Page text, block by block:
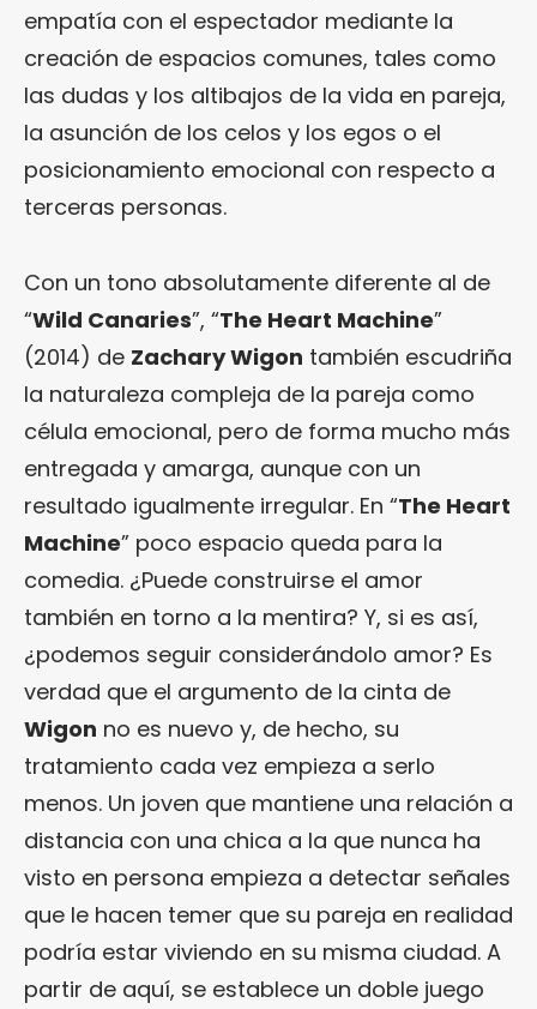
empatía con el espectador mediante la
creación de espacios comunes, tales como
las dudas y los altibajos de la vida en pareja,
la asunción de los celos y los egos o el
posicionamiento emocional con respecto a
terceras personas.
Con un tono absolutamente diferente al de
“Wild Canaries”, “The Heart Machine”
(2014) de Zachary Wigon también escudriña
la naturaleza compleja de la pareja como
célula emocional, pero de forma mucho más
entregada y amarga, aunque con un
resultado igualmente irregular. En “The Heart
Machine” poco espacio queda para la
comedia. ¿Puede construirse el amor
también en torno a la mentira? Y, si es así,
¿podemos seguir considerándolo amor? Es
verdad que el argumento de la cinta de
Wigon no es nuevo y, de hecho, su
tratamiento cada vez empieza a serlo
menos. Un joven que mantiene una relación a
distancia con una chica a la que nunca ha
visto en persona empieza a detectar señales
que le hacen temer que su pareja en realidad
podría estar viviendo en su misma ciudad. A
partir de aquí, se establece un doble juego